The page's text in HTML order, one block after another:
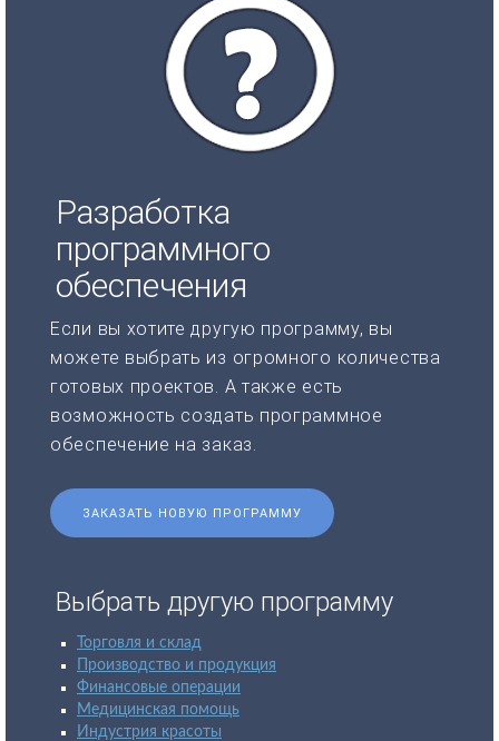
Разработка
программного
обеспечения
Если вы хотите другую программу, вы
можете выбрать из огромного количества
готовых проектов. А также есть
возможность создать программное
обеспечение на заказ.
ЗАКАЗАТЬ НОВУЮ ПРОГРАММУ
Выбрать другую программу
Торговля и склад
Производство и продукция
Финансовые операции
Медицинская помощь
Индустрия красоты